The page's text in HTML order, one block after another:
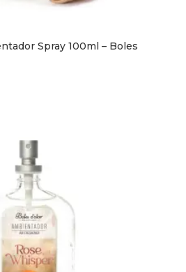
Spray 100ml – Boles